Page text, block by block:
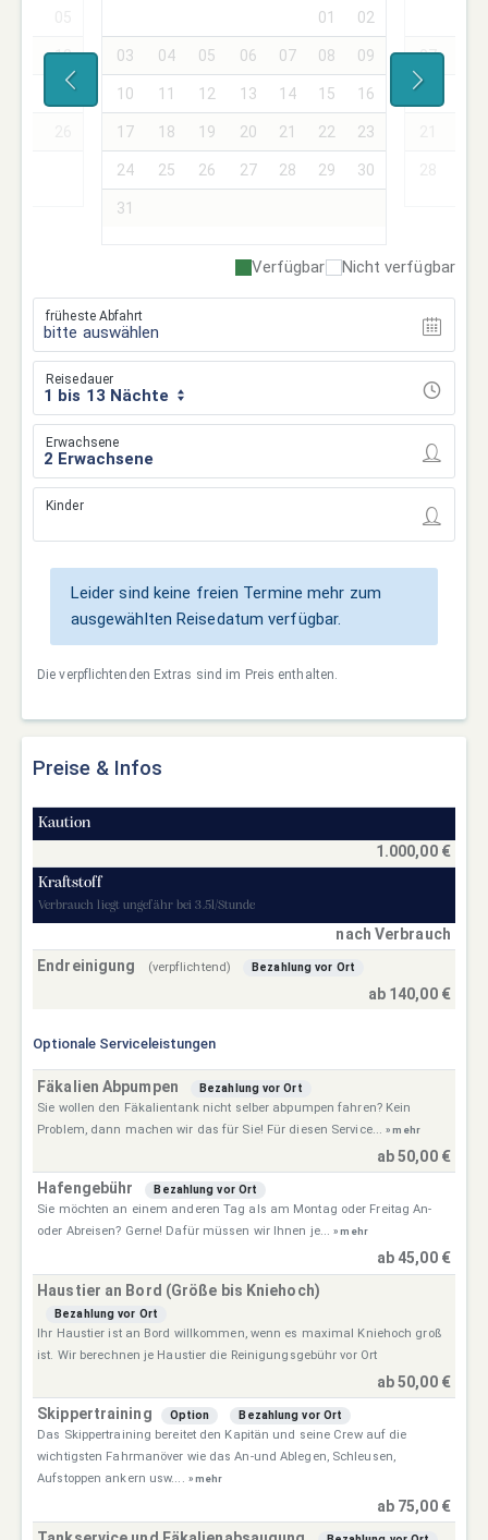
12
19
01 02
03 04 05 06 07 08 09
10 11 12 13 14 15 16
17 18 19 20 21 22 23
24 25 26 27 28 29 30
31
07
Verfügbar Nicht verfügbar
früheste Abfahrt
bitte auswählen
Reisedauer
1 bis 13 Nächte
Erwachsene
Kinder
Leider sind keine freien Termine mehr zum
ausgewählten Reisedatum verfügbar.
Die verpflichtenden Extras sind im Preis enthalten.
Preise & Infos
Kaution
1.000,00 €
Kraftstoff
Verbrauch liegt ungefähr bei 3.5l/Stunde
nach Verbrauch
Endreinigung
(verpflichtend) Bezahlung vor Ort
ab 140,00 €
Optionale Serviceleistungen
Fäkalien Abpumpen
Bezahlung vor Ort
Sie wollen den Fäkalientank nicht selber abpumpen fahren? Kein
Problem, dann machen wir das für Sie! Für diesen Service...» mehr
ab 50,00 €
Hafengebühr
Bezahlung vor Ort
Sie möchten an einem anderen Tag als am Montag oder Freitag An-
oder Abreisen? Gerne! Dafür müssen wir Ihnen je...» mehr
ab 45,00 €
Haustier an Bord (Größe bis Kniehoch)
Bezahlung vor Ort
Ihr Haustier ist an Bord willkommen, wenn es maximal Kniehoch groß
ist. Wir berechnen je Haustier die Reinigungsgebühr vor Ort
ab 50,00 €
Skippertraining
Option
Bezahlung vor Ort
Das Skippertraining bereitet den Kapitän und seine Crew auf die
wichtigsten Fahrmanöver wie das An-und Ablegen, Schleusen,
Aufstoppen ankern usw.... » mehr
ab 75,00 €